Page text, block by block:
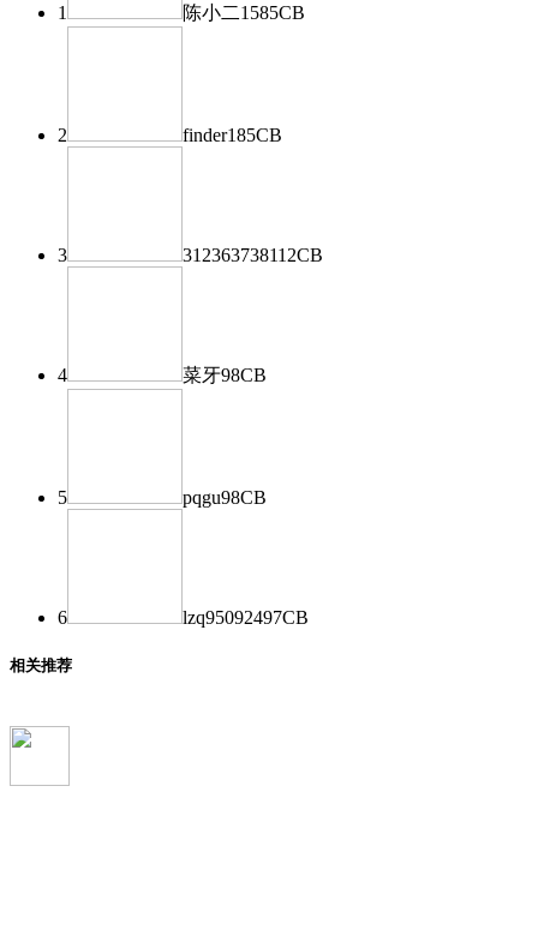
1 陈小二1585CB
2 finder185CB
3 312363738112CB
4 菜牙98CB
5 pqgu98CB
6 lzq95092497CB
相关推荐